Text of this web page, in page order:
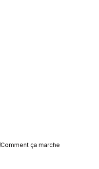
Comment ça marche